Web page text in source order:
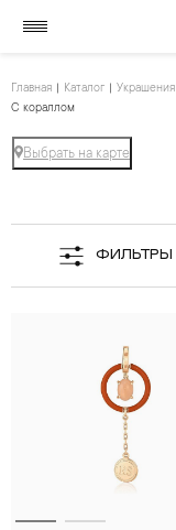
Главная Каталог Украшения
С кораллом
Выбрать на карте
ФИЛЬТРЫ